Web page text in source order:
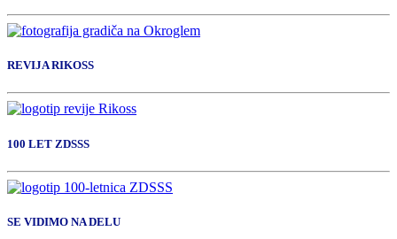
REVIJA RIKOSS
100 LET ZDSSS
SE VIDIMO NA DELU